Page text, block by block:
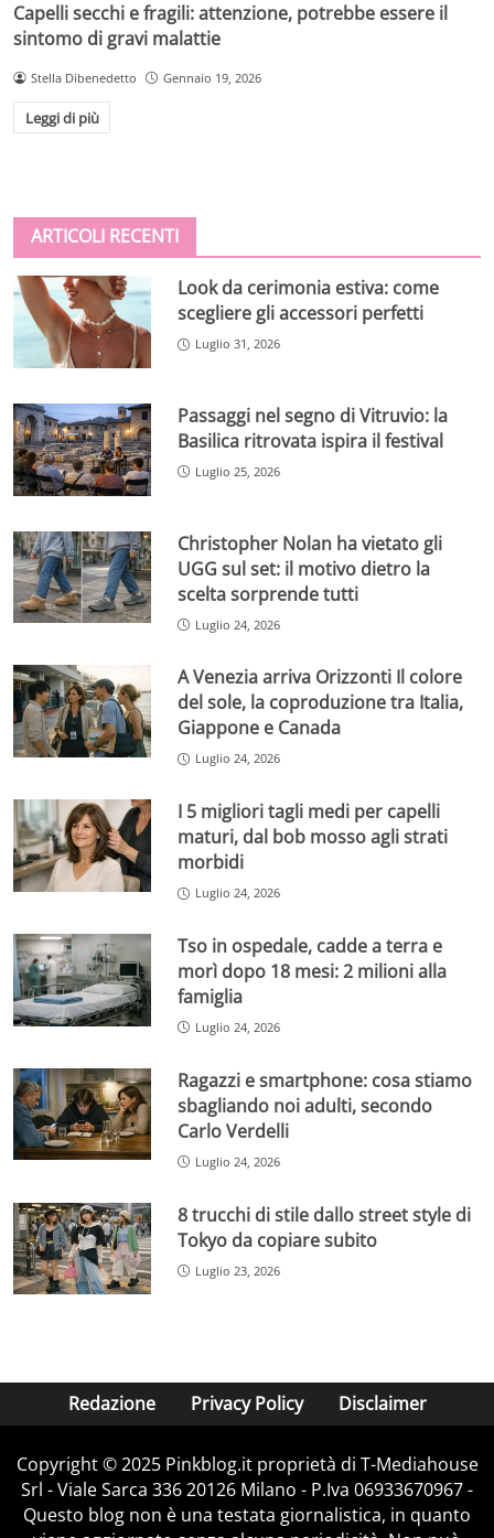
Capelli secchi e fragili: attenzione, potrebbe essere il
sintomo di gravi malattie
Stella Dibenedetto Gennaio 19, 2026
Leggi di più
ARTICOLI RECENTI
Look da cerimonia estiva: come
scegliere gli accessori perfetti
Luglio 31, 2026
Passaggi nel segno di Vitruvio: la
Basilica ritrovata ispira il festival
Luglio 25, 2026
Christopher Nolan ha vietato gli
UGG sul set: il motivo dietro la
scelta sorprende tutti
Luglio 24, 2026
A Venezia arriva Orizzonti Il colore
del sole, la coproduzione tra Italia,
Giappone e Canada
Luglio 24, 2026
I 5 migliori tagli medi per capelli
maturi, dal bob mosso agli strati
morbidi
Luglio 24, 2026
Tso in ospedale, cadde a terra e
morì dopo 18 mesi: 2 milioni alla
famiglia
Luglio 24, 2026
Ragazzi e smartphone: cosa stiamo
sbagliando noi adulti, secondo
Carlo Verdelli
Luglio 24, 2026
8 trucchi di stile dallo street style di
Tokyo da copiare subito
Luglio 23, 2026
Redazione Privacy Policy Disclaimer
Copyright © 2025 Pinkblog.it proprietà di T-Mediahouse
Srl - Viale Sarca 336 20126 Milano - P.Iva 06933670967 -
Questo blog non è una testata giornalistica, in quanto